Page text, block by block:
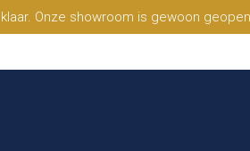
Onze showroom is gewoon